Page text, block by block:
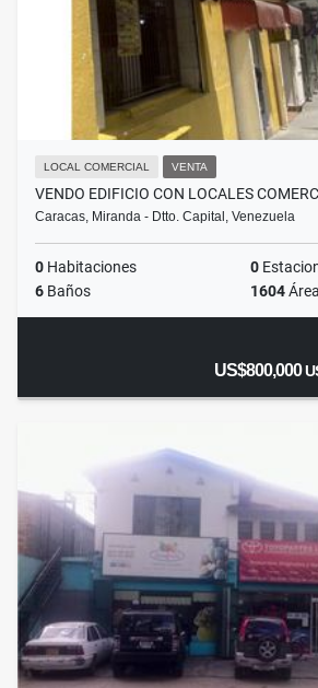
LOCAL COMERCIAL VENTA
VENDO EDIFICIO CON LOCALES
Caracas, Miranda - Dtto. Capital, Venezuela
0 Habitaciones 0
6 Baños 1604
US$800,000